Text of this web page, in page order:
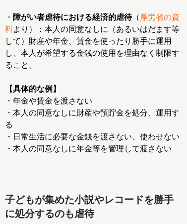
・ 障がい者虐待における経済的虐待（ 厚労省の資
料より）：本人の同意なしに（あるいはだます等
して）財産や年金、賃金を使ったり勝手に運用
し、本人が希望する金銭の使用を理由なく制限す
ること。
【具体的な例】
・年金や賃金を渡さない
・本人の同意なしに財産や預貯金を処分、運用す
る
・日常生活に必要な金銭を渡さない、使わせない
・本人の同意なしに年金等を管理して渡さない
子どもが集めた小説やレコードを勝手
に処分するのも虐待